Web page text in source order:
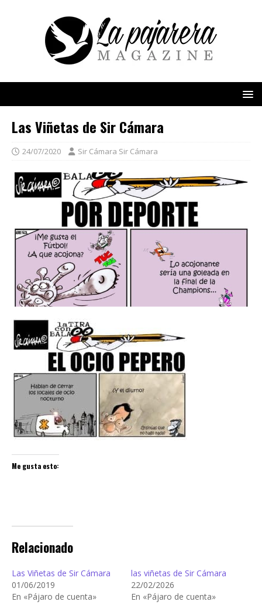
Las Viñetas de Sir Cámara
24/07/2020 Sir Cámara Sir Cámara
Me gusta esto:
Relacionado
Las Viñetas de Sir Cámara
01/06/2019
En «Pájaro de cuenta»
las viñetas de Sir Cámara
22/02/2026
En «Pájaro de cuenta»